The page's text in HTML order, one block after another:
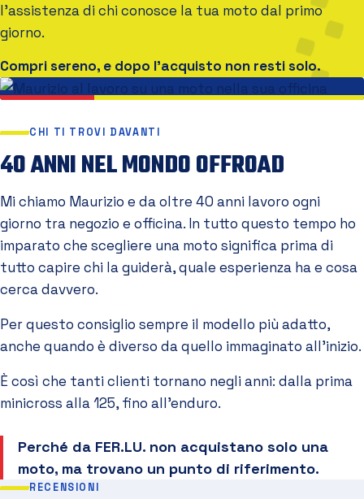
l'assistenza di chi conosce la tua moto dal primo
giorno.
Compri sereno, e dopo l'acquisto non resti solo.
CHI TI TROVI DAVANTI
40 ANNI NEL MONDO OFFROAD
Mi chiamo Maurizio e da oltre 40 anni lavoro ogni
giorno tra negozio e officina. In tutto questo tempo ho
imparato che scegliere una moto significa prima di
tutto capire chi la guiderà, quale esperienza ha e cosa
cerca davvero.
Per questo consiglio sempre il modello più adatto,
anche quando è diverso da quello immaginato all'inizio.
È così che tanti clienti tornano negli anni: dalla prima
minicross alla 125, fino all'enduro.
Perché da FER.LU. non acquistano solo una
moto, ma trovano un punto di riferimento.
RECENSIONI